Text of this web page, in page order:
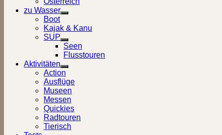
zu Wasser
Show
sub
menu
Boot
Kajak & Kanu
SUP
Show
sub
menu
Seen
Flusstouren
Aktivitäten
Show
sub
menu
Action
Ausflüge
Museen
Messen
Quickies
Radtouren
Tierisch